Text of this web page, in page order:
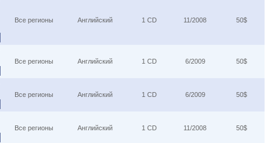
Все регионы Английский 1 CD 11/2008 50$
Все регионы Английский 1 CD 6/2009 50$
Все регионы Английский 1 CD 6/2009 50$
Все регионы Английский 1 CD 11/2008 50$